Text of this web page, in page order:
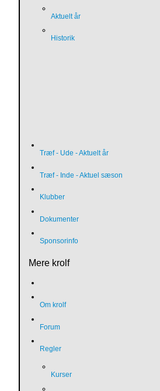
Aktuelt år
Historik
Træf - Ude - Aktuelt år
Træf - Inde - Aktuel sæson
Klubber
Dokumenter
Sponsorinfo
Mere krolf
Om krolf
Forum
Regler
Kurser